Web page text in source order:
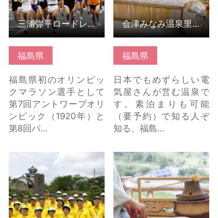
福島県
福島県初のオリンピッ
クマラソン選手として
第7回アントワープオリ
ンピック（1920年）と
第8回パ…
三浦弥平ロードレース大会
福島県
日本でもめずらしい電
気屋さんが営む温泉で
す。素泊まりも可能
（要予約）で知る人ぞ
知る、福島…
会津みなみ温泉里の湯
ツーリズムガイド白河
の詳細はこちら
炎の郷・向羽黒山城跡
ふれあい茶会 の詳細は
こちら